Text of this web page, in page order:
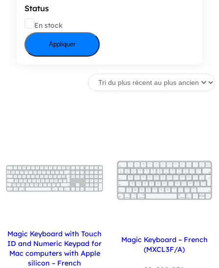
Status
ÉtatEn stock
Appliquer
Magic Keyboard with Touch
ID and Numeric Keypad for
Mac computers with Apple
silicon – French
Magic Keyboard – French
(MXCL3F/A)